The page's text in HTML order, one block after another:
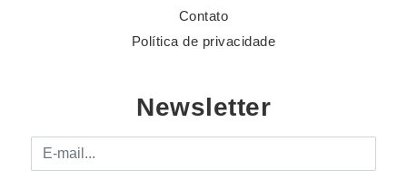
Contato
Política de privacidade
Newsletter
E-mail